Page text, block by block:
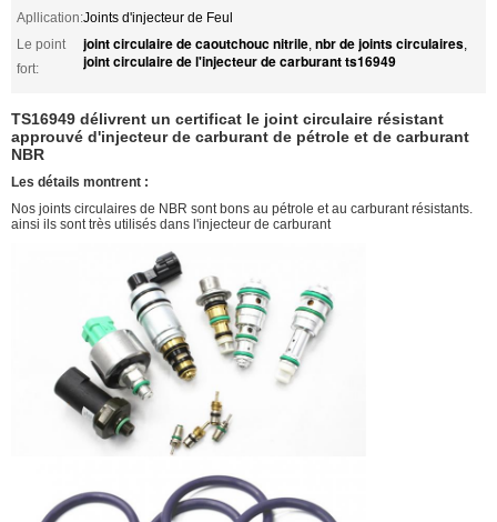
Apllication:Joints d'injecteur de Feul
Le point
fort:
joint circulaire de caoutchouc nitrile, nbr de joints circulaires,
joint circulaire de l'injecteur de carburant ts16949
TS16949 délivrent un certificat le joint circulaire résistant
approuvé d'injecteur de carburant de pétrole et de carburant
NBR
Les détails montrent :
Nos joints circulaires de NBR sont bons au pétrole et au carburant résistants.
ainsi ils sont très utilisés dans l'injecteur de carburant